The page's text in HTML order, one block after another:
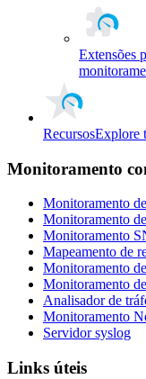
Extensões
RecursosExplore
Monitoramento
Monitoramento
Monitoramento
Monitoramento
Mapeamento de
Monitoramento
Monitoramento
Analisador de
Monitoramento
Servidor syslog
Links úteis